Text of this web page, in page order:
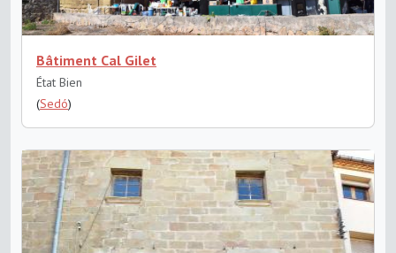
Bâtiment Cal Gilet
État Bien
(Sedó)